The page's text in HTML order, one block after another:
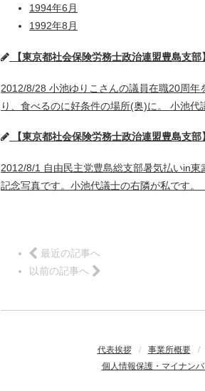
1994年6月
1992年8月
【東京都社会保険労務士政治連盟豊島支
2012/8/28 小池ゆりこさんの議員在職20周
り、食べるのに好条件の場所(奥)に。 小池
【東京都社会保険労務士政治連盟豊島支
2012/8/1 自由民主党豊島総支部暑気払いin
記念写真です。小池代議士の右隣が私で
最近の記事へ
以前の記事へ
代表挨拶 / 事業所概要
/
個人情報保護・マイナン